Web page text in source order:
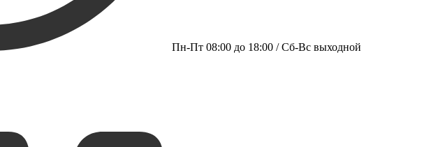
Пн-Пт 08:00 до 18:00 / Сб-Вс выходной